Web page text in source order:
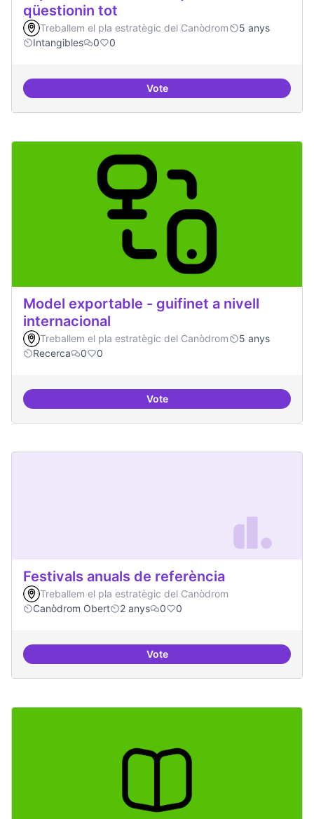
qüestionin tot
Treballem el pla estratègic del Canòdrom
5 anys
Intangibles
0 0
VoteExperiments delirants que ho
Model exportable - guifinet a nivell
internacional
Treballem el pla estratègic del Canòdrom
5 anys
Recerca
0 0
VoteModel exportable - guifinet a
Festivals anuals de referència
Treballem el pla estratègic del Canòdrom
Canòdrom Obert
2 anys 0 0
VoteFestivals anuals de referència